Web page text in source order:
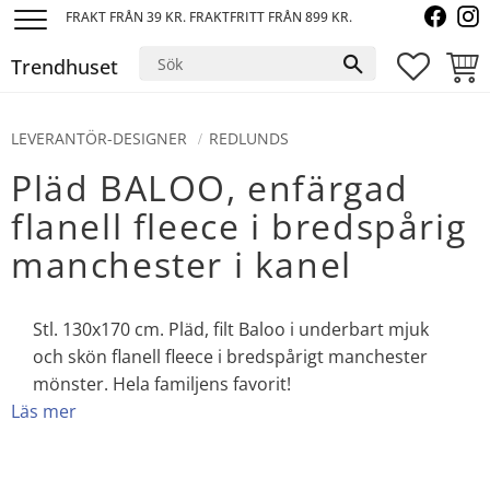
FRAKT FRÅN 39 KR. FRAKTFRITT FRÅN 899 KR.
Trendhuset
LEVERANTÖR-DESIGNER REDLUNDS
Pläd BALOO, enfärgad
flanell fleece i bredspårig
manchester i kanel
Stl. 130x170 cm. Pläd, filt Baloo i underbart mjuk
och skön flanell fleece i bredspårigt manchester
mönster. Hela familjens favorit!
Läs mer